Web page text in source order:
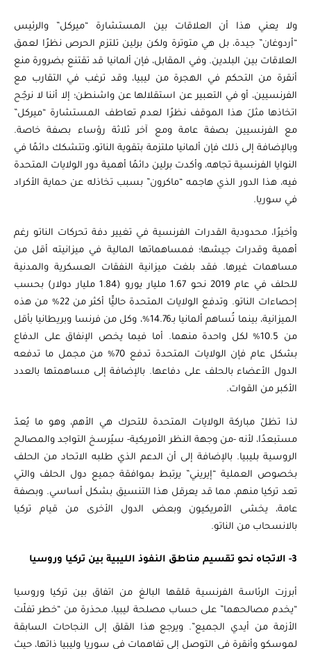
ولا يعني هذا أن العلاقات بين المستشارة “ميركل” والرئيس
“أردوغان” جيدة، بل هي متوترة ولكن برلين تلتزم الحرص نظرًا لعمق
العلاقات بين البلدين. وفي المقابل، فإن ألمانيا قد تقتنع بضرورة منع
أنقرة من التحكم في الهجرة من ليبيا، وقد ترغب في التقارب مع
الفرنسيين، أو في التعبير عن استقلالها عن واشنطن؛ إلا أننا لا نرجّح
اتخاذها مثلَ هذا الموقف نظرًا لعدم تعاطف المستشارة “ميركل”
مع الفرنسيين بصفة عامة ومع آخر ثلاثة رؤساء بصفة خاصة.
وبالإضافة إلى ذلك فإن ألمانيا ملتزمة بتقوية الناتو، وتتشكك دائمًا في
النوايا الفرنسية تجاهه، وأكدت برلين دائمًا أهمية دور الولايات المتحدة
فيه، هذا الدور الذي هاجمه “ماكرون” بسبب تخاذله عن حماية الأكراد
في سوريا.
وأخيرًا، محدودية القدرات الفرنسية في تغيير دفة تحركات الناتو رغم
أهمية وقدرات جيشها؛ فمساهماتها المالية في ميزانيته أقل من
مساهمات غيرها. فقد بلغت ميزانية النفقات العسكرية والمدنية
للحلف في عام 2019 نحو 1.67 مليار يورو (1.84 مليار دولار) بحسب
إحصاءات الناتو. وتدفع الولايات المتحدة حاليًّا أكثر من 22% من هذه
الميزانية، بينما تُساهم ألمانيا بـ14.76%، وكل من فرنسا وبريطانيا بأقل
من 10.5% لكل واحدة منهما. أما فيما يخص الإنفاق على الدفاع
بشكل عام فإن الولايات المتحدة تدفع 70% من مجمل ما تدفعه
الدول الأعضاء بالحلف على دفاعها. بالإضافة إلى مساهمتها بالعدد
الأكبر من القوات.
لذا تظلّ مباركة الولايات المتحدة للتحرك هي الأهم، وهو ما يُعدّ
مستبعدًا، لأنه -من وجهة النظر الأمريكية- سيُرسخ التواجد والمصالح
الروسية بليبيا. بالإضافة إلى أن الدعم الذي طلبه الاتحاد من الحلف
بخصوص العملية “إيريني” يرتبط بموافقة جميع دول الحلف والتي
تعد تركيا منهم، مما قد يعرقل هذا التنسيق بشكل أساسي. وبصفة
عامة، يخشى الأمريكيون وبعض الدول الأخرى من قيام تركيا
بالانسحاب من الناتو.
أبرزت الرئاسة الفرنسية قلقها البالغ من اتفاق بين تركيا وروسيا
“يخدم مصالحهما” على حساب مصلحة ليبيا، محذرة من “خطر تفلّت
الأزمة من أيدي الجميع”. ويرجع هذا القلق إلى النجاحات السابقة
لموسكو وأنقرة في التوصل إلى تفاهمات في سوريا وليبيا ذاتها، حيث